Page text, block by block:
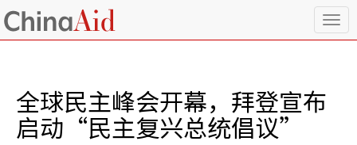
T
o
全球民主峰会开幕，拜登宣布
启动“民主复兴总统倡议”